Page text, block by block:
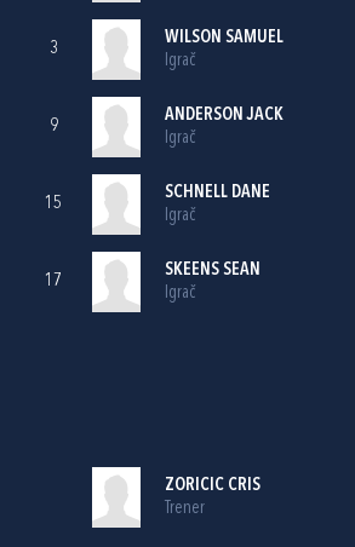
3
WILSON SAMUEL
Igrač
9
ANDERSON JACK
Igrač
15
SCHNELL DANE
Igrač
17
SKEENS SEAN
Igrač
ZORICIC CRIS
Trener